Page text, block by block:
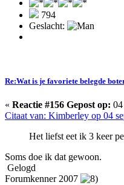
794
Geslacht:
Re:Wat is je favoriete belegde
« Reactie #156 Gepost op:
Citaat van: Kimberley op 04
Het liefst eet ik 3 keer
Soms doe ik dat gewoon.
Gelogd
Forumkenner 2007